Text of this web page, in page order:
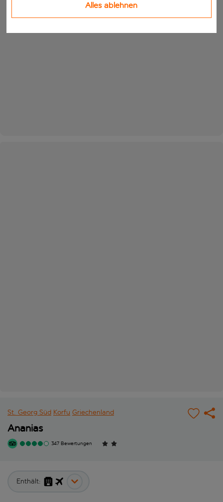
St. Georg Süd Korfu Griechenland
Ananias
347 Bewertungen
Enthält:
Alles ablehnen